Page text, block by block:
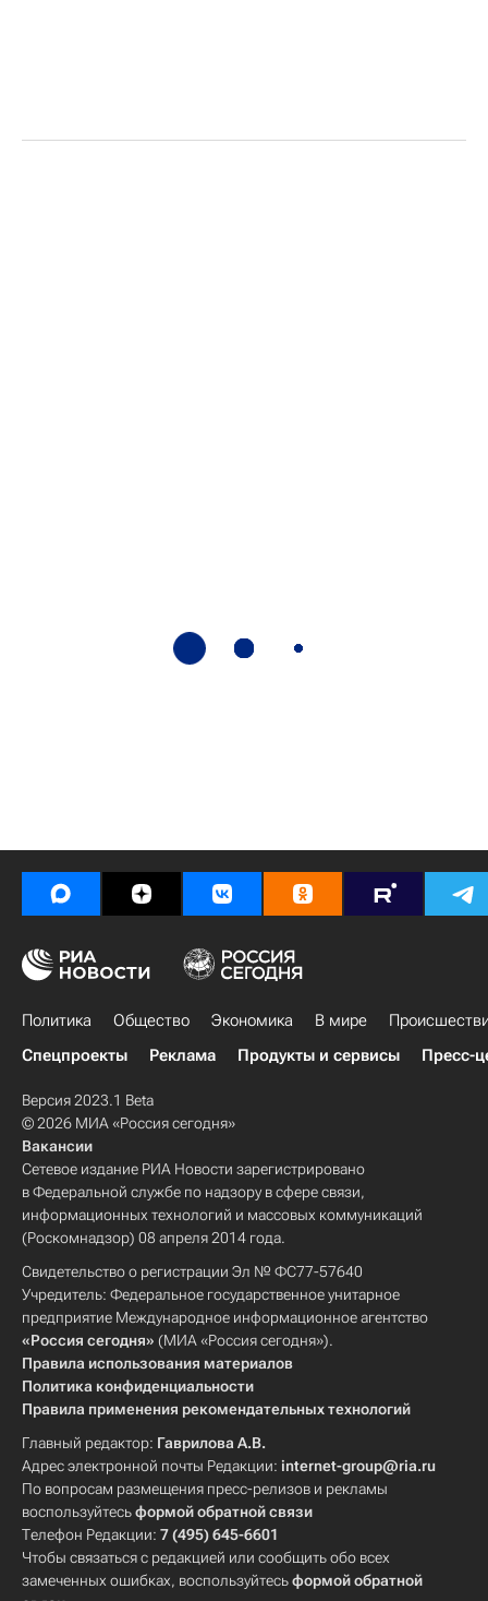
Политика Общество Экономика В мире
Спецпроекты
Реклама Продукты и сервисы Пресс-
Версия 2023.1 Beta
© 2026 МИА «Россия сегодня»
Вакансии
Сетевое издание РИА Новости зарегистрировано
в Федеральной службе по надзору в сфере связи,
информационных технологий и массовых коммуникаций
(Роскомнадзор) 08 апреля 2014 года.
Свидетельство о регистрации Эл № ФС77-57640
Учредитель: Федеральное государственное унитарное
предприятие Международное информационное агентство
«Россия сегодня» (МИА «Россия сегодня»).
Правила использования материалов
Политика конфиденциальности
Правила применения рекомендательных технологий
Главный редактор: Гаврилова А.В.
Адрес электронной почты Редакции: internet-group@ria.ru
По вопросам размещения пресс-релизов и рекламы
воспользуйтесьформой обратной связи
Телефон Редакции: 7 (495) 645-6601
Чтобы связаться с редакцией или сообщить обо всех
замеченных ошибках, воспользуйтесьформой обратной